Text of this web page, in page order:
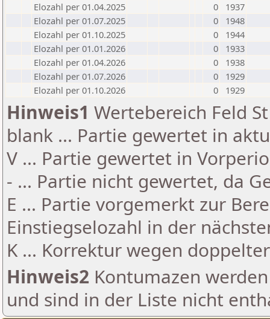
Elozahl per 01.04.2025
0
1937
Elozahl per 01.07.2025
0
1948
Elozahl per 01.10.2025
0
1944
Elozahl per 01.01.2026
0
1933
Elozahl per 01.04.2026
0
1938
Elozahl per 01.07.2026
0
1929
Elozahl per 01.10.2026
0 1929
Hinweis1 Wertebereich Feld
blank ... Partie gewertet in
V ... Partie gewertet in
- ... Partie nicht gewertet, da
E ... Partie vorgemerkt zur
Einstiegselozahl in der
K ... Korrektur wegen
Hinweis2 Kontumazen
und sind in der Liste nicht